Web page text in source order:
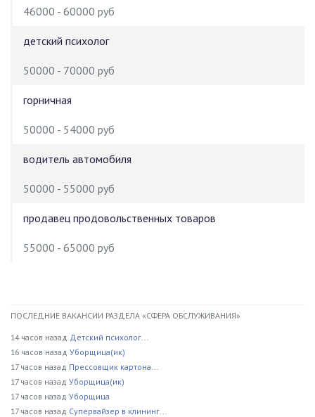
46000 - 60000 руб
детский психолог
50000 - 70000 руб
горничная
50000 - 54000 руб
водитель автомобиля
50000 - 55000 руб
продавец продовольственных товаров
55000 - 65000 руб
ПОСЛЕДНИЕ ВАКАНСИИ РАЗДЕЛА «СФЕРА ОБСЛУЖИВАНИЯ»
14 часов назад Детский психолог...
16 часов назад Уборщица(ик)
17 часов назад Прессовщик картона...
17 часов назад Уборщица(ик)
17 часов назад Уборщица
17 часов назад Супервайзер в клининг...